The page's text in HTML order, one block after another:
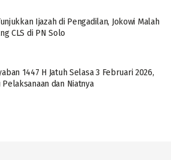
Ijazah di Pengadilan, Jokowi Malah
CLS di PN Solo
1447 H Jatuh Selasa 3 Februari 2026,
dan Niatnya